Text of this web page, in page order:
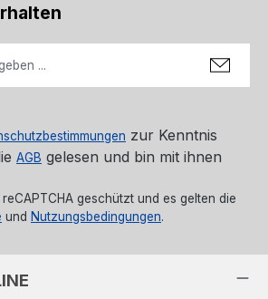
zur Kenntnis
AGB gelesen und bin mit ihnen
geschützt und es gelten die
und Nutzungsbedingungen.